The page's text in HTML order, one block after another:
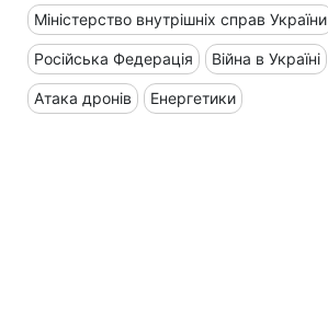
Міністерство внутрішніх справ України
Російська Федерація Війна в Україні
Атака дронів Енергетики